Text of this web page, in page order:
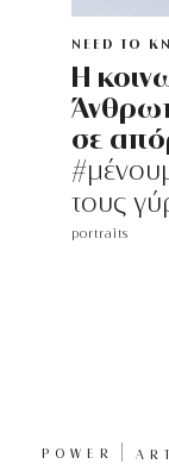
NEED TO
Η
σε
τους
portraits
POWER